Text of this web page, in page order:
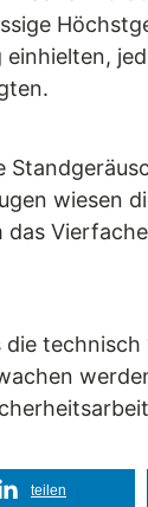
wiesen
teilen